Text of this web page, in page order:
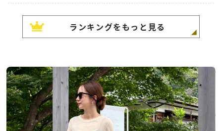
ランキングをもっと見る